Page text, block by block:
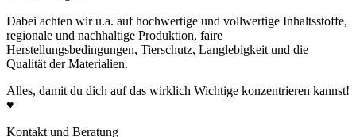
M– für Standard-Whippets, Podencos oder Silken Windsprite
Rüden (ca. 13–16 kg)
L– für große Whippets, Podencos, kleinere Galgos oder Salukis
(ca. 17–20 kg)
XL– für Galgos, Salukis, größere Podencos (ab ca. 21 kg)
Dabei achten wir u.a. auf hochwertige und vollwertige Inhaltsstoffe,
regionale und nachhaltige Produktion, faire
Herstellungsbedingungen, Tierschutz, Langlebigkeit und die
Qualität der Materialien.
Alles, damit du dich auf das wirklich Wichtige konzentrieren kannst!
♥
Kontakt und Beratung